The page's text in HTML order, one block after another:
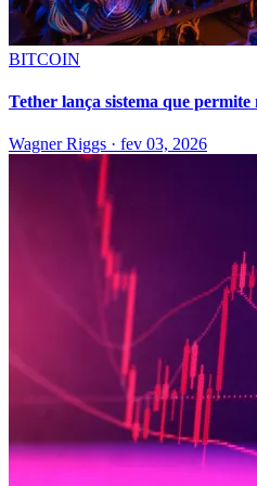
BITCOIN
Tether lança sistema que
Wagner Riggs · fev 03, 2026